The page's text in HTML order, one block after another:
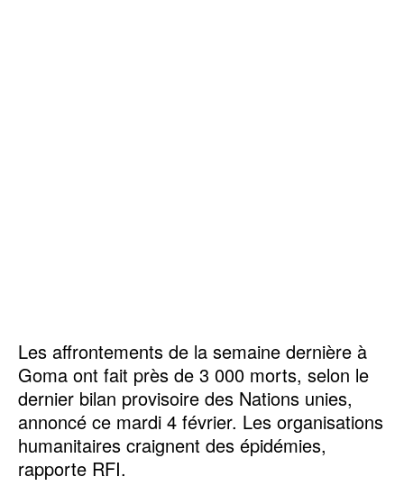
Les affrontements de la semaine dernière à
Goma ont fait près de 3 000 morts, selon le
dernier bilan provisoire des Nations unies,
annoncé ce mardi 4 février. Les organisations
humanitaires craignent des épidémies,
rapporte RFI.